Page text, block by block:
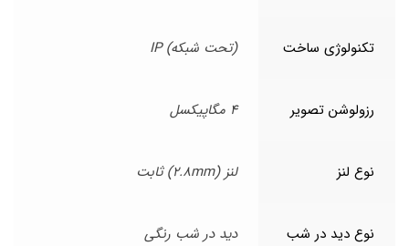
تکنولوژی ساخت (تحت شبکه) IP
رزولوشن تصویر 4 مگاپیکسل
نوع لنز لنز (2.8mm) ثابت
نوع دید در شب دید در شب رنگی